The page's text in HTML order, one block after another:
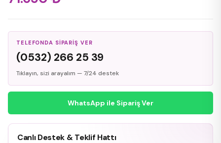
TELEFONDA SIPARIŞ VER
(0532) 266 25 39
Tıklayın, sizi arayalım — 7/24 destek
WhatsApp ile Sipariş Ver
Canlı Destek & Teklif Hattı